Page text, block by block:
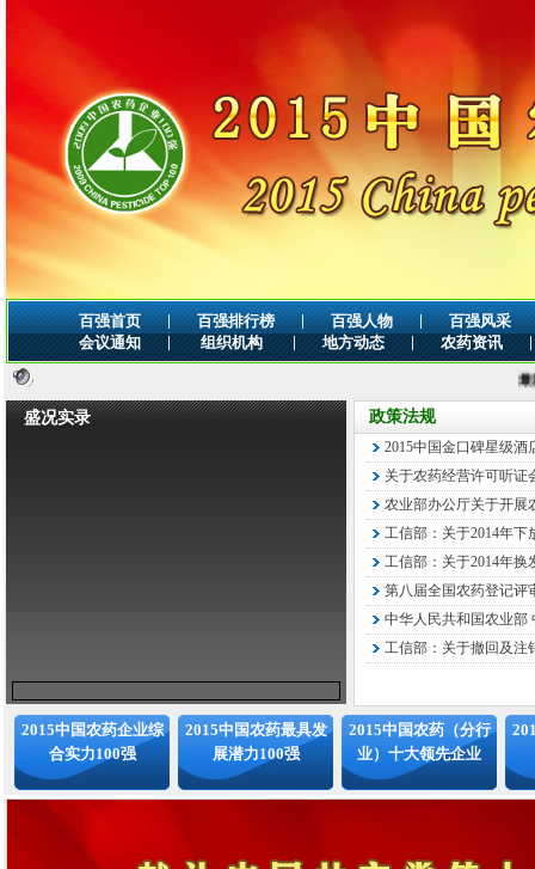
百强首页 | 百强排行榜 | 百强人物 |
百强风采
会议通知
| 组织机构 | 地方动态 | 农药资讯 |
最新公告
盛况实录 政策法规
2015中国金口碑星级酒
关于农药经营许可听证
农业部办公厅关于开展
工信部：关于2014年下
工信部：关于2014年换
第八届全国农药登记评
中华人民共和国农业部
工信部：关于撤回及注
2015中国农药企业综
合实力100强
2015中国农药最具发
展潜力100强
2015中国农药（分行
业）十大领先企业